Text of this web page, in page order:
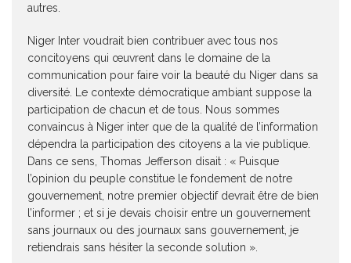
autres.
Niger Inter voudrait bien contribuer avec tous nos
concitoyens qui œuvrent dans le domaine de la
communication pour faire voir la beauté du Niger dans sa
diversité. Le contexte démocratique ambiant suppose la
participation de chacun et de tous. Nous sommes
convaincus à Niger inter que de la qualité de l’information
dépendra la participation des citoyens a la vie publique.
Dans ce sens, Thomas Jefferson disait : « Puisque
l’opinion du peuple constitue le fondement de notre
gouvernement, notre premier objectif devrait être de bien
l’informer ; et si je devais choisir entre un gouvernement
sans journaux ou des journaux sans gouvernement, je
retiendrais sans hésiter la seconde solution ».